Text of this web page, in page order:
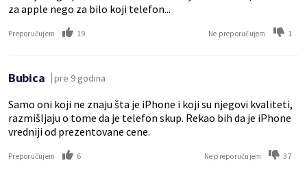
za apple nego za bilo koji telefon...
Preporučujem 19 Ne preporučujem 1
Bubica pre 9 godina
Samo oni koji ne znaju šta je iPhone i koji su njegovi kvaliteti,
razmišljaju o tome da je telefon skup. Rekao bih da je iPhone
vredniji od prezentovane cene.
Preporučujem 6 Ne preporučujem 37